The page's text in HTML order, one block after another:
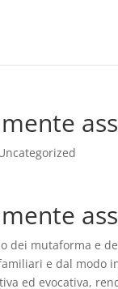
mutaforma e
e dal modo
ed evocativa,